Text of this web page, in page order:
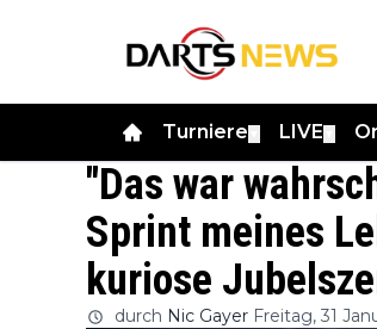
Turniere LIVE
"Das war
Sprint meines
kuriose
durch Nic Gayer Freitag, 31